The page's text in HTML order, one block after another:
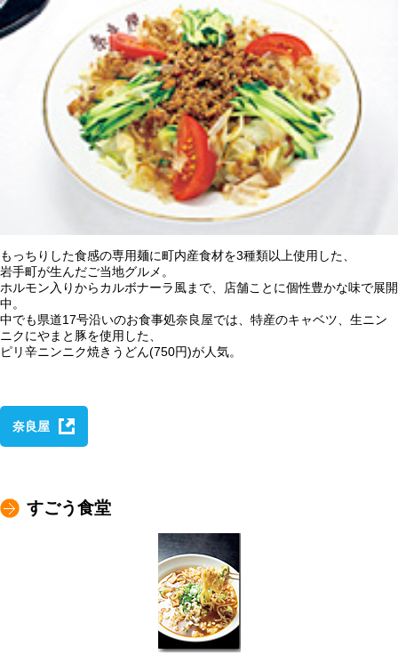
もっちりした食感の専用麺に町内産食材を3種類以上使用した、
岩手町が生んだご当地グルメ。
ホルモン入りからカルボナーラ風まで、店舗ことに個性豊かな味で展開
中。
中でも県道17号沿いのお食事処奈良屋では、特産のキャベツ、生ニン
ニクにやまと豚を使用した、
ピリ辛ニンニク焼きうどん(750円)が人気。
奈良屋
すごう食堂